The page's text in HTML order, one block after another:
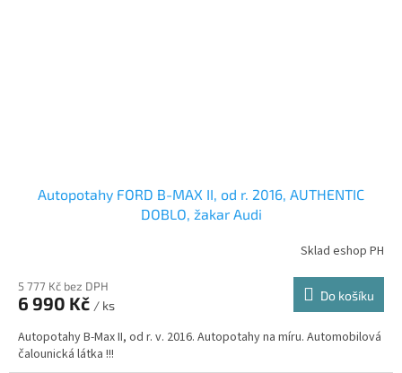
Autopotahy FORD B-MAX II, od r. 2016, AUTHENTIC
DOBLO, žakar Audi
Sklad eshop PH
5 777 Kč bez DPH
6 990 Kč / ks
Do košíku
Autopotahy B-Max II, od r. v. 2016. Autopotahy na míru. Automobilová
čalounická látka !!!